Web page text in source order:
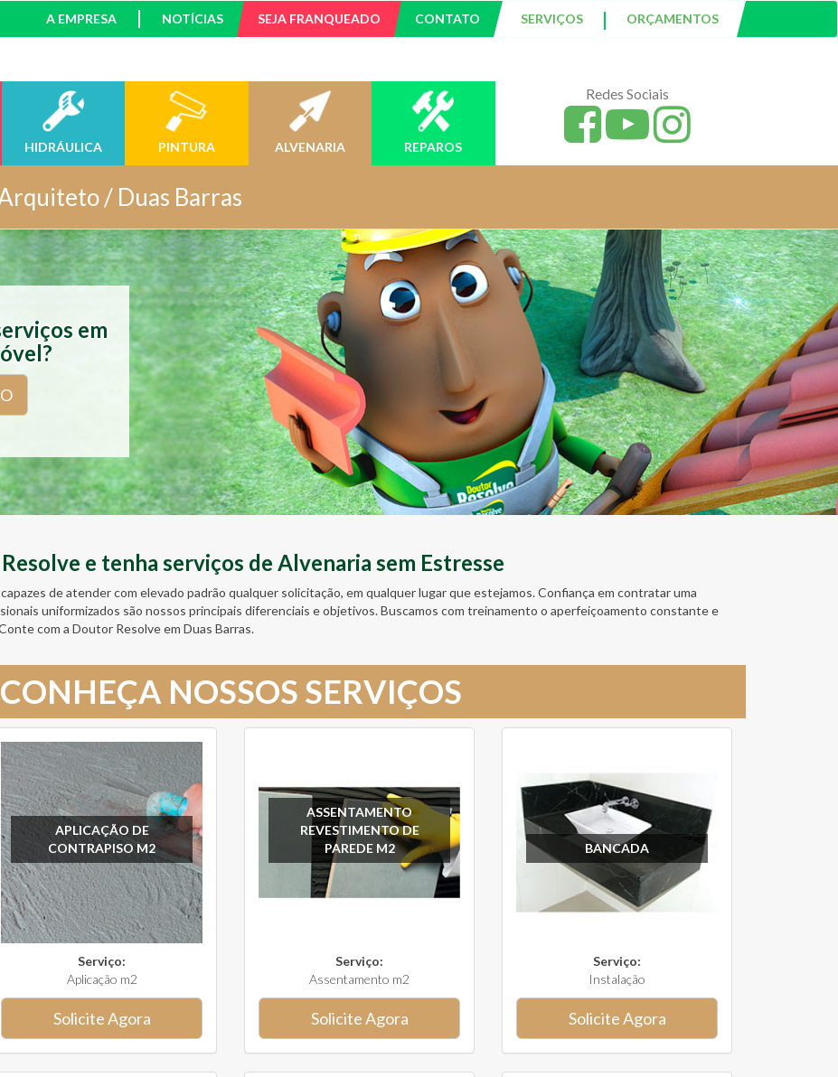
A EMPRESA NOTÍCIAS SEJA FRANQUEADO CONTATO SERVIÇOS | ORÇAMENTOS
HIDRÁULICA PINTURA ALVENARIA REPAROS
Redes Sociais
/ Duas Barras
em
e tenha serviços de Alvenaria sem Estresse
de atender com elevado padrão qualquer solicitação, em qualquer lugar que estejamos. Confiança em contratar uma
uniformizados são nossos principais diferenciais e objetivos. Buscamos com treinamento o aperfeiçoamento constante e
com a Doutor Resolve em Duas Barras.
CONHEÇA NOSSOS SERVIÇOS
APLICAÇÃO DE
CONTRAPISO M2
Serviço:
Aplicação m2
Solicite Agora
ASSENTAMENTO
REVESTIMENTO DE
PAREDE M2
Serviço:
Assentamento m2
Solicite Agora
BANCADA
Serviço:
Instalação
Solicite Agora